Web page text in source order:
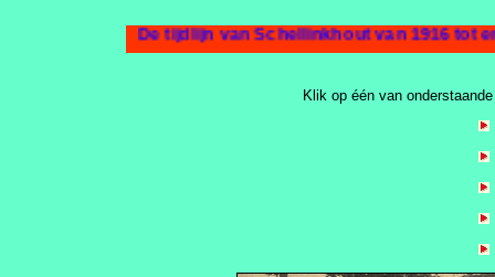
De tijdlijn van Schellinkhout van 1916 tot
Klik op één van